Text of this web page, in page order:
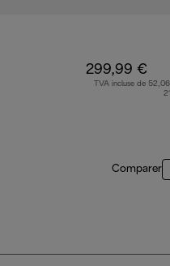
299,99 €
TVA incluse de
Comparer